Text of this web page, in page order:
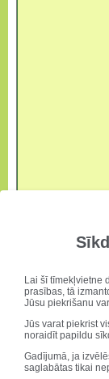
Lai šī tīmekļvietne
prasības, tā
Jūsu piekrišanu
Jūs varat piekrist
noraidīt papildu
Gadījumā, ja
saglabātas tikai